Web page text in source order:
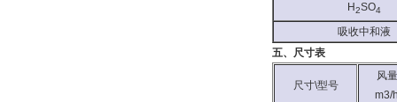
H2SO4
吸收中和液
五、尺寸表
尺寸\型号
风量
m3/